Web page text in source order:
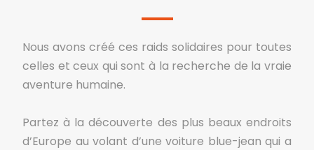
Nous avons créé ces raids solidaires pour toutes
celles et ceux qui sont à la recherche de la vraie
aventure humaine.
Partez à la découverte des plus beaux endroits
d’Europe au volant d’une voiture blue-jean qui a